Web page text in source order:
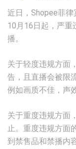
近日，Shopee菲律
10月16日起，严重
播。
关于轻度违规方面
告，且直播会被限
例如画质不佳，声
关于重度违规方面
止。重度违规方面
到禁售品和禁播内